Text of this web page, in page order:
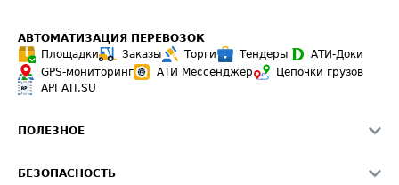
АВТОМАТИЗАЦИЯ ПЕРЕВОЗОК
Площадки
Заказы Торги Тендеры
АТИ-Доки
GPS-мониторинг
АТИ Мессенджер
Цепочки грузов
API ATI.SU
ПОЛЕЗНОЕ
БЕЗОПАСНОСТЬ